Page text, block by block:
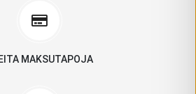
MAKSUTAPOJA